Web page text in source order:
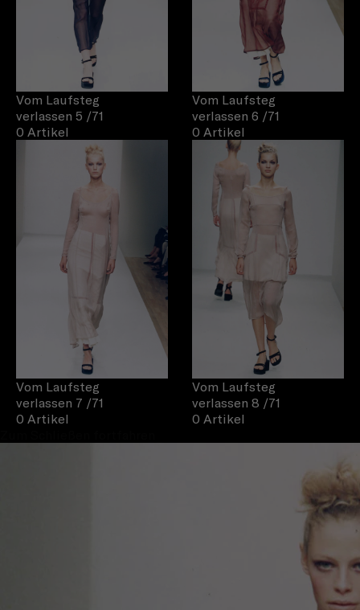
Vom Laufsteg
verlassen 5 /71
0 Artikel
Vom Laufsteg
verlassen 6 /71
0 Artikel
Vom Laufsteg
verlassen 7 /71
0 Artikel
Vom Laufsteg
verlassen 8 /71
0 Artikel